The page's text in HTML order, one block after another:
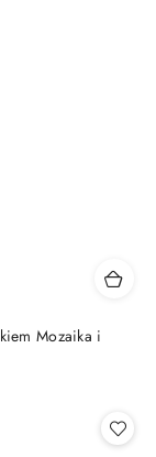
Mozaika i